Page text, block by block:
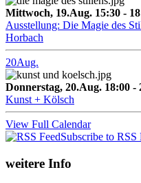
Mittwoch, 19.Aug. 15:30 -
Ausstellung: Die Magie des
Horbach
20Aug.
Donnerstag, 20.Aug. 18:00 -
Kunst + Kölsch
View Full Calendar
Subscribe to RSS
weitere Info